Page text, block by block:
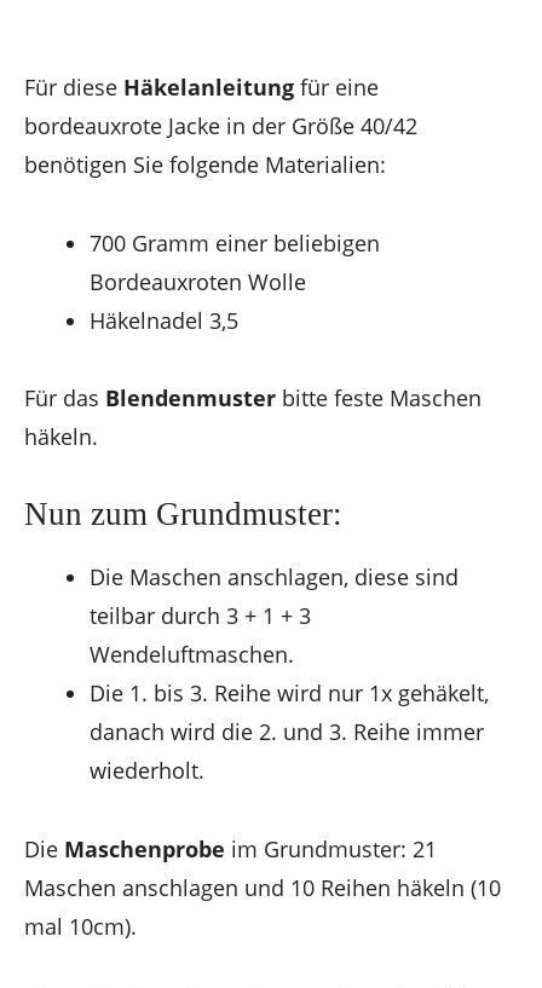
Für diese Häkelanleitung für eine
bordeauxrote Jacke in der Größe 40/42
benötigen Sie folgende Materialien:
700 Gramm einer beliebigen
Bordeauxroten Wolle
Häkelnadel 3,5
Für das Blendenmuster bitte feste Maschen
häkeln.
Nun zum Grundmuster:
Die Maschen anschlagen, diese sind
teilbar durch 3 + 1 + 3
Wendeluftmaschen.
Die 1. bis 3. Reihe wird nur 1x gehäkelt,
danach wird die 2. und 3. Reihe immer
wiederholt.
Die Maschenprobe im Grundmuster: 21
Maschen anschlagen und 10 Reihen häkeln (10
mal 10cm).